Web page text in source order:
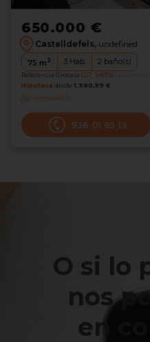
650.000 €
Castelldefels, undefined
75 m2 3 Hab. 2 baño(s)
Referencia Grocasa G17_540151
Hipoteca desde 1.980,99 €
Interesados0
936 01 65 13
O si lo
nos
en